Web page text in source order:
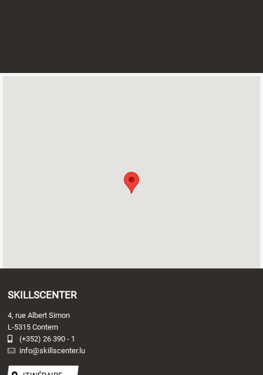
SKILLSCENTER
4, rue Albert Simon
L-5315 Contern
(+352) 26 390 - 1
info@skillscenter.lu